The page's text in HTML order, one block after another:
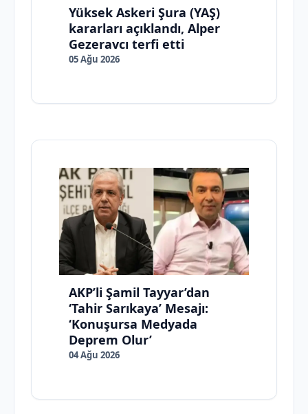
Yüksek Askeri Şura (YAŞ)
kararları açıklandı, Alper
Gezeravcı terfi etti
05 Ağu 2026
AKP’li Şamil Tayyar’dan
‘Tahir Sarıkaya’ Mesajı:
‘Konuşursa Medyada
Deprem Olur’
04 Ağu 2026